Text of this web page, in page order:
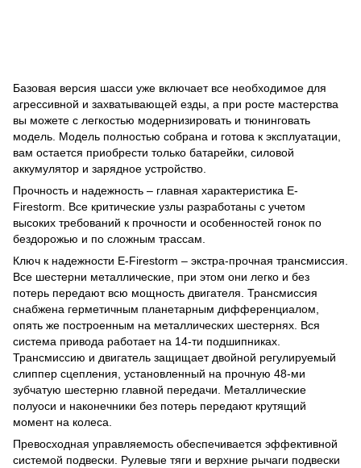
Базовая версия шасси уже включает все необходимое для
агрессивной и захватывающей езды, а при росте мастерства
вы можете с легкостью модернизировать и тюнинговать
модель. Модель полностью собрана и готова к эксплуатации,
вам остается приобрести только батарейки, силовой
аккумулятор и зарядное устройство.
Прочность и надежность – главная характеристика E-
Firestorm. Все критические узлы разработаны с учетом
высоких требований к прочности и особенностей гонок по
бездорожью и по сложным трассам.
Ключ к надежности E-Firestorm – экстра-прочная трансмиссия.
Все шестерни металлические, при этом они легко и без
потерь передают всю мощность двигателя. Трансмиссия
снабжена герметичным планетарным дифференциалом,
опять же построенным на металлических шестернях. Вся
система привода работает на 14-ти подшипниках.
Трансмиссию и двигатель защищает двойной регулируемый
слиппер сцепления, установленный на прочную 48-ми
зубчатую шестерню главной передачи. Металлические
полуоси и наконечники без потерь передают крутящий
момент на колеса.
Превосходная управляемость обеспечивается эффективной
системой подвески. Рулевые тяги и верхние рычаги подвески